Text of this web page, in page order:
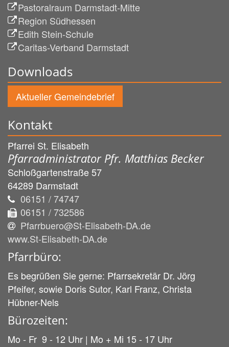
Pastoralraum Darmstadt-Mitte
Region Südhessen
Edith Stein-Schule
Caritas-Verband Darmstadt
Downloads
Aktueller Gemeindebrief
Kontakt
Pfarrei St. Elisabeth
Pfarradministrator Pfr. Matthias Becker
Schloßgartenstraße 57
64289 Darmstadt
06151 / 74747
06151 / 732586
Pfarrbuero@St-Elisabeth-DA.de
www.St-Elisabeth-DA.de
Pfarrbüro:
Es begrüßen Sie gerne: Pfarrsekretär Dr. Jörg
Pfeifer, sowie Doris Sutor, Karl Franz, Christa
Hübner-Nels
Bürozeiten:
Mo - Fr 9 - 12 Uhr | Mo + Mi 15 - 17 Uhr